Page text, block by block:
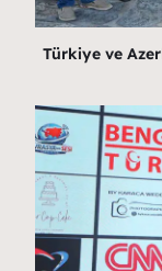
Türkiye ve